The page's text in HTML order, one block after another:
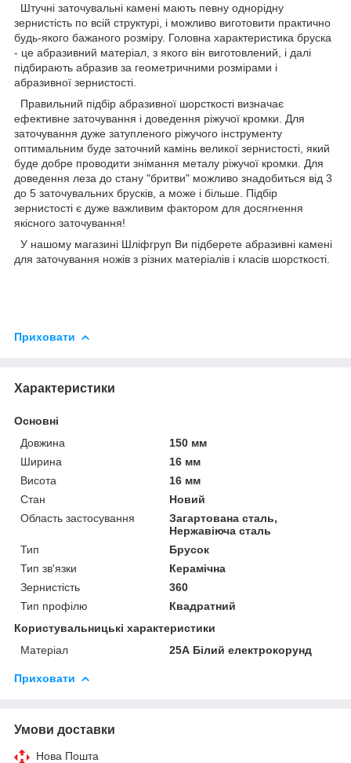
Штучні заточувальні камені мають певну однорідну
зернистість по всій структурі, і можливо виготовити практично
будь-якого бажаного розміру. Головна характеристика бруска
- це абразивний матеріал, з якого він виготовлений, і далі
підбирають абразив за геометричними розмірами і
абразивної зернистості.
Правильний підбір абразивної шорсткості визначає
ефективне заточування і доведення ріжучої кромки. Для
заточування дуже затупленого ріжучого інструменту
оптимальним буде заточний камінь великої зернистості, який
буде добре проводити знімання металу ріжучої кромки. Для
доведення леза до стану "бритви" можливо знадобиться від 3
до 5 заточувальних брусків, а може і більше. Підбір
зернистості є дуже важливим фактором для досягнення
якісного заточування!
У нашому магазині Шліфгруп Ви підберете абразивні камені
для заточування ножів з різних матеріалів і класів шорсткості.
Приховати
Характеристики
Основні
Довжина
150 мм
Ширина
16 мм
Висота
16 мм
Стан
Новий
Область застосування
Загартована сталь,
Нержавіюча сталь
Тип
Брусок
Тип зв'язки
Керамічна
Зернистість
360
Тип профілю
Квадратний
Користувальницькі характеристики
Матеріал
25А Білий електрокорунд
Приховати
Умови доставки
Нова Пошта